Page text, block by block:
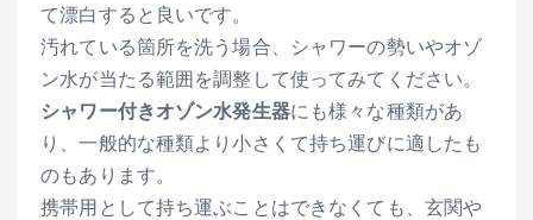
て漂白すると良いです。
汚れている箇所を洗う場合、シャワーの勢いやオゾ
ン水が当たる範囲を調整して使ってみてください。
シャワー付きオゾン水発生器にも様々な種類があ
り、一般的な種類より小さくて持ち運びに適したも
のもあります。
携帯用として持ち運ぶことはできなくても、玄関や